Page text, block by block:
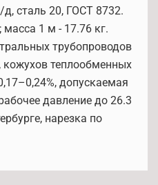
сталь 20, ГОСТ 8732.
1 м - 17.76 кг.
трубопроводов
теплообменных
допускаемая
давление до 26.3
нарезка по